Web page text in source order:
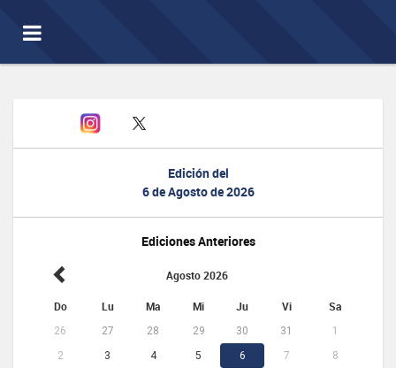
Toggle
navigation
Edición del
6 de Agosto de 2026
Ediciones Anteriores
Agosto 2026
Do Lu Ma Mi Ju Vi Sa
26 27 28 29 30 31
1
2
3 4 5 6 7
8